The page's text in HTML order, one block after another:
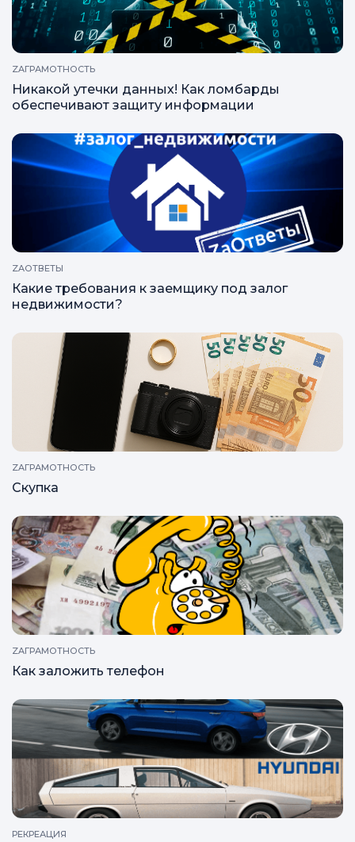
ZAГРАМОТНОСТЬ
Никакой утечки данных! Как ломбарды
обеспечивают защиту информации
ZAОТВЕТЫ
Какие требования к заемщику под залог
недвижимости?
ZAГРАМОТНОСТЬ
Скупка
ZAГРАМОТНОСТЬ
Как заложить телефон
РЕКРЕАЦИЯ